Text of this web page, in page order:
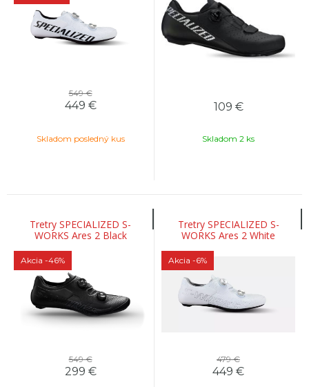
549 €
449 €
Skladom posledný kus
109 €
Skladom 2 ks
Tretry SPECIALIZED S-
WORKS Ares 2 Black
Akcia -46%
549 €
299 €
Tretry SPECIALIZED S-
WORKS Ares 2 White
Akcia -6%
479 €
449 €